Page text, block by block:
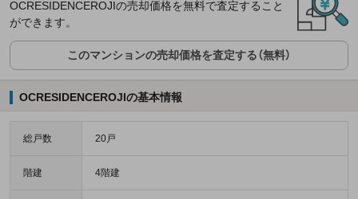
OCRESIDENCEROJIの売却価格を無料で査定すること
ができます。
このマンションの売却価格を査定する（無料）
OCRESIDENCEROJIの基本情報
総戸数 20戸
階建 4階建